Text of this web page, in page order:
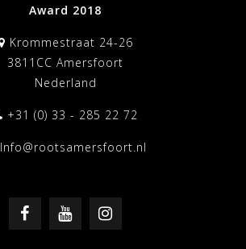
Award 2018
Krommestraat 24-26
3811CC Amersfoort
Nederland
+31 (0) 33 - 285 22 72
Info@rootsamersfoort.nl